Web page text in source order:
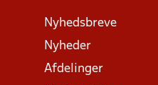
Nyhedsbreve
Nyheder
Afdelinger